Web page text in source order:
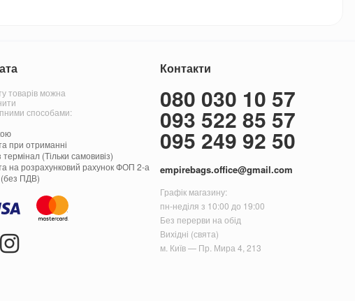
товарів можна
способами:
при отриманні
(Тільки самовивіз)
на розрахунковий рахунок ФОП 2-а
(без ПДВ)
Контакти
080 030 10 57
093 522 85 57
095 249 92 50
empirebags.office@gmail.com
Графік магазину:
пн-неділя з 10:00 до 19:00
Без перерви на обід
Вихідні (свята)
м. Київ — Пр. Мира 4, 213